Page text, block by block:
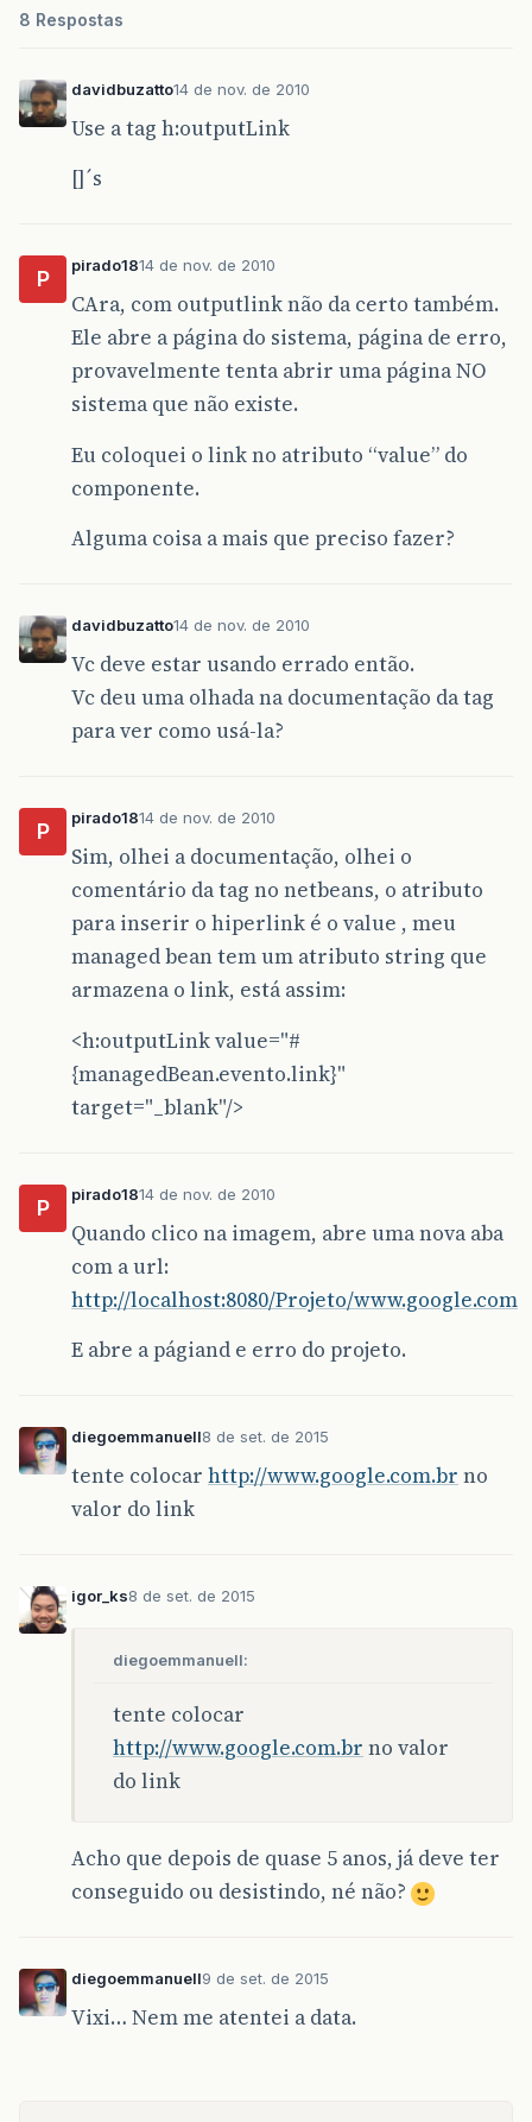
8 Respostas
davidbuzatto14 de nov. de 2010
Use a tag h:outputLink
[]´s
P
pirado1814 de nov. de 2010
CAra, com outputlink não da certo também.
Ele abre a página do sistema, página de erro,
provavelmente tenta abrir uma página NO
sistema que não existe.
Eu coloquei o link no atributo “value” do
componente.
Alguma coisa a mais que preciso fazer?
davidbuzatto14 de nov. de 2010
Vc deve estar usando errado então.
Vc deu uma olhada na documentação da tag
para ver como usá-la?
P
pirado1814 de nov. de 2010
Sim, olhei a documentação, olhei o
comentário da tag no netbeans, o atributo
para inserir o hiperlink é o value , meu
managed bean tem um atributo string que
armazena o link, está assim:
<h:outputLink value="#
{managedBean.evento.link}"
target="_blank"/>
P
pirado1814 de nov. de 2010
Quando clico na imagem, abre uma nova aba
com a url:
http://localhost:8080/Projeto/www.google.com
E abre a págiand e erro do projeto.
diegoemmanuell8 de set. de 2015
tente colocar http://www.google.com.br no
valor do link
igor_ks8 de set. de 2015
diegoemmanuell:
tente colocar
http://www.google.com.br no valor
do link
Acho que depois de quase 5 anos, já deve ter
conseguido ou desistindo, né não?
diegoemmanuell9 de set. de 2015
Vixi… Nem me atentei a data.